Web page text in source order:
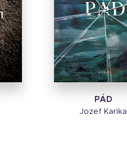
PÁD
Jozef Karika